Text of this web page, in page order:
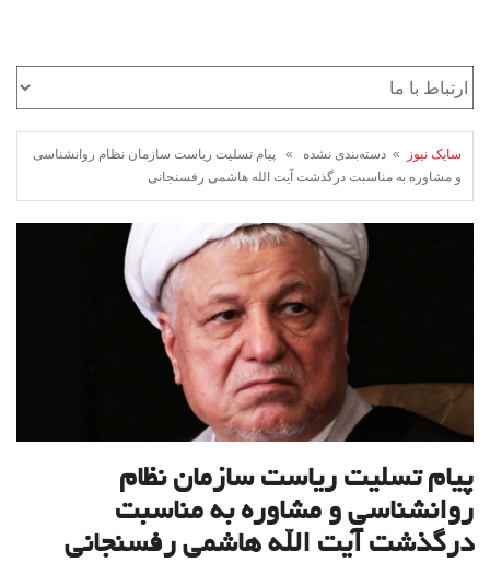
سایک نیوز
» دسته‌بندی نشده » پیام تسلیت ریاست سازمان نظام روانشناسی
و مشاوره به مناسبت درگذشت آیت الله هاشمی رفسنجانی
پیام تسلیت ریاست سازمان نظام
روانشناسی و مشاوره به مناسبت
درگذشت آیت الله هاشمی رفسنجانی